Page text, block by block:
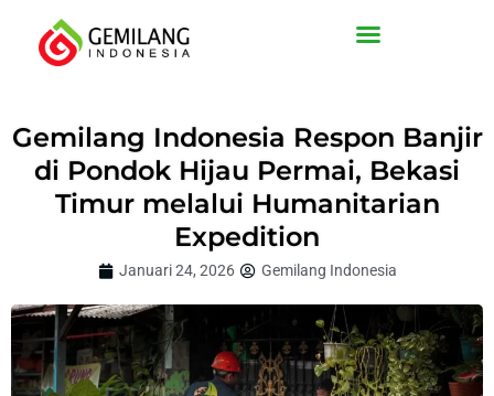
konten
Gemilang Indonesia Respon Banjir
di Pondok Hijau Permai, Bekasi
Timur melalui Humanitarian
Expedition
Januari 24, 2026 Gemilang Indonesia